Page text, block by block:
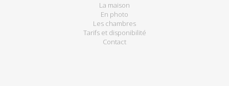
La maison
En photo
Les chambres
Tarifs et disponibilité
Contact